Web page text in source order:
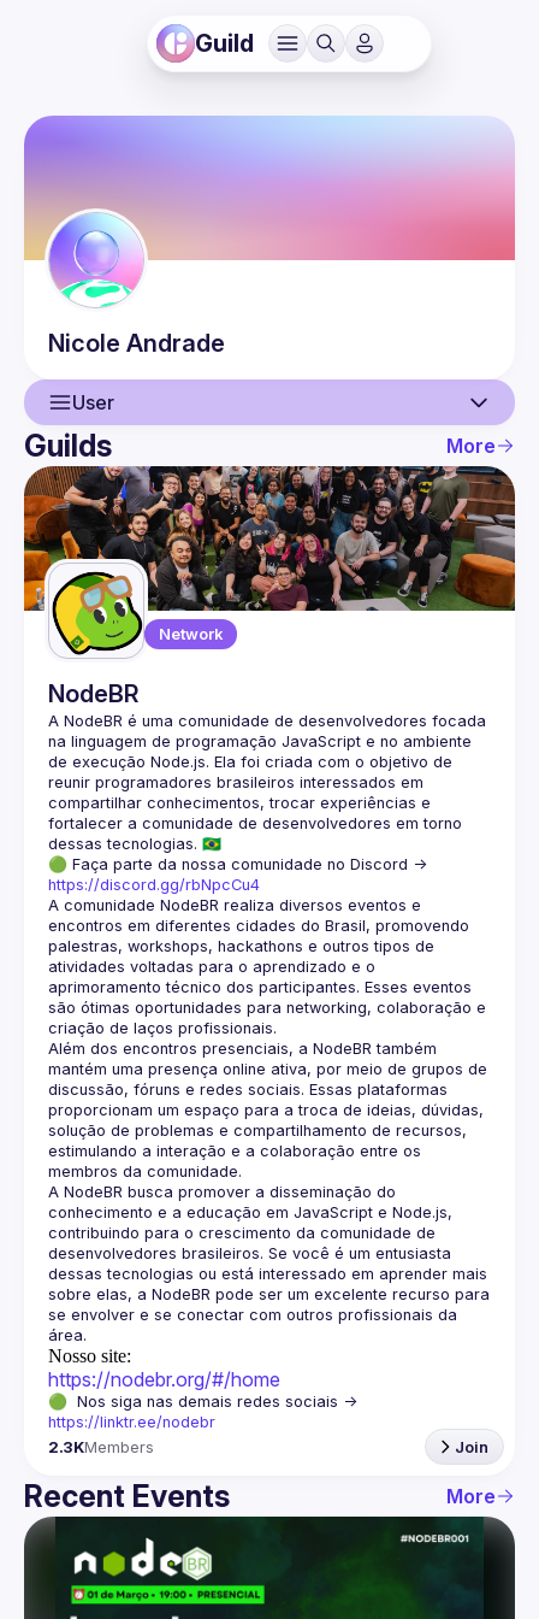
Guild
Nicole Andrade
User
User
Events
Guilds
Guilds More
Network
NodeBR
A NodeBR é uma comunidade de desenvolvedores focada
na linguagem de programação JavaScript e no ambiente
de execução Node.js. Ela foi criada com o objetivo de
reunir programadores brasileiros interessados em
compartilhar conhecimentos, trocar experiências e
fortalecer a comunidade de desenvolvedores em torno
🟢 Faça parte da nossa comunidade no Discord ->
https://discord.gg/rbNpcCu4
A comunidade NodeBR realiza diversos eventos e
encontros em diferentes cidades do Brasil, promovendo
palestras, workshops, hackathons e outros tipos de
atividades voltadas para o aprendizado e o
aprimoramento técnico dos participantes. Esses eventos
são ótimas oportunidades para networking, colaboração e
Além dos encontros presenciais, a NodeBR também
mantém uma presença online ativa, por meio de grupos de
discussão, fóruns e redes sociais. Essas plataformas
proporcionam um espaço para a troca de ideias, dúvidas,
solução de problemas e compartilhamento de recursos,
estimulando a interação e a colaboração entre os
A NodeBR busca promover a disseminação do
conhecimento e a educação em JavaScript e Node.js,
contribuindo para o crescimento da comunidade de
desenvolvedores brasileiros. Se você é um entusiasta
dessas tecnologias ou está interessado em aprender mais
sobre elas, a NodeBR pode ser um excelente recurso para
se envolver e se conectar com outros profissionais da
Nosso site:
https://nodebr.org/#/home
https://linktr.ee/nodebr
2.3KMembers Join
Recent Events More